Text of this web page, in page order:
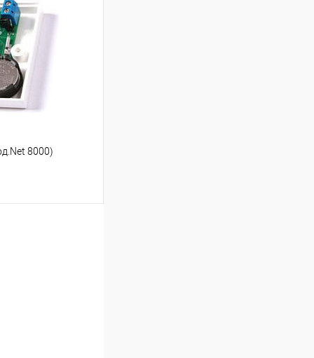
наличии
8000)